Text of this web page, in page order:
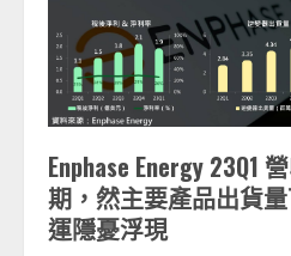
Enphase Energy 23Q1
期，然主要產品出貨
運隱憂浮現